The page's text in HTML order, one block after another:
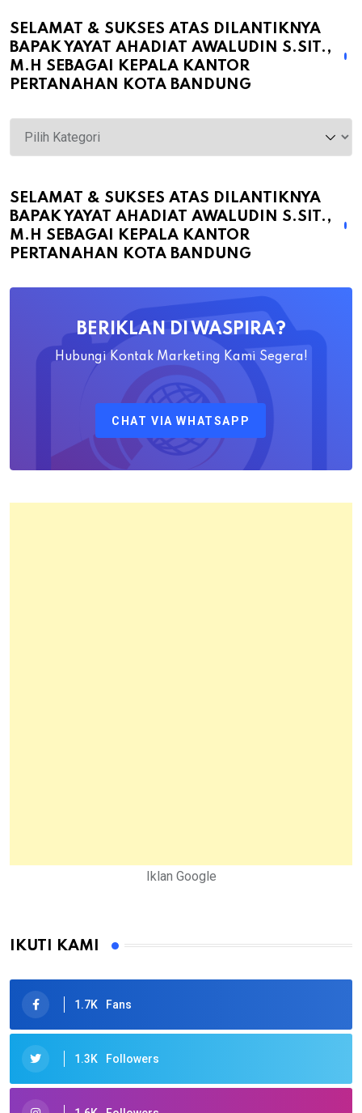
SELAMAT & SUKSES ATAS DILANTIKNYA
BAPAK YAYAT AHADIAT AWALUDIN S.SIT.,
M.H SEBAGAI KEPALA KANTOR
PERTANAHAN KOTA BANDUNG
atas
Dilantiknya
Bapak
Ahadiat
Pertanahan
Kota
SELAMAT & SUKSES ATAS DILANTIKNYA
BAPAK YAYAT AHADIAT AWALUDIN S.SIT.,
M.H SEBAGAI KEPALA KANTOR
PERTANAHAN KOTA BANDUNG
BERIKLAN DI WASPIRA?
Hubungi Kontak Marketing Kami Segera!
CHAT VIA WHATSAPP
Iklan Google
IKUTI KAMI
1.7K Fans
1.3K Followers